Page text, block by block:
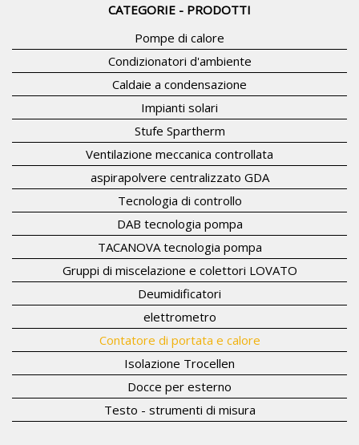
CATEGORIE - PRODOTTI
Pompe di calore
Condizionatori d'ambiente
Caldaie a condensazione
Impianti solari
Stufe Spartherm
Ventilazione meccanica controllata
aspirapolvere centralizzato GDA
Tecnologia di controllo
DAB tecnologia pompa
TACANOVA tecnologia pompa
Gruppi di miscelazione e colettori LOVATO
Deumidificatori
elettrometro
Contatore di portata e calore
Isolazione Trocellen
Docce per esterno
Testo - strumenti di misura